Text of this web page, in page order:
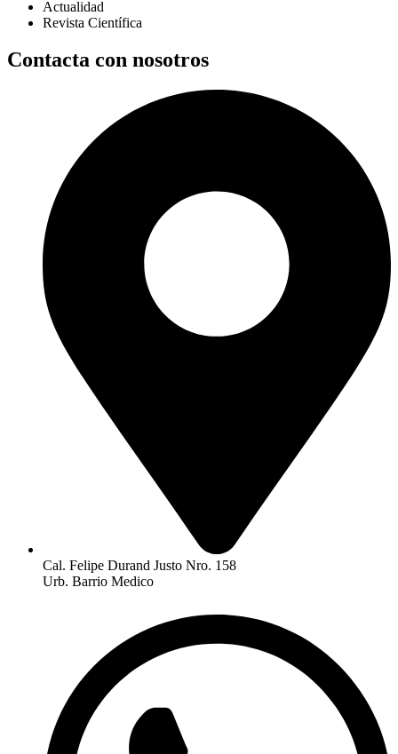
Actualidad
Revista Científica
Contacta con nosotros
Cal. Felipe Durand Justo Nro. 158
Urb. Barrio Medico